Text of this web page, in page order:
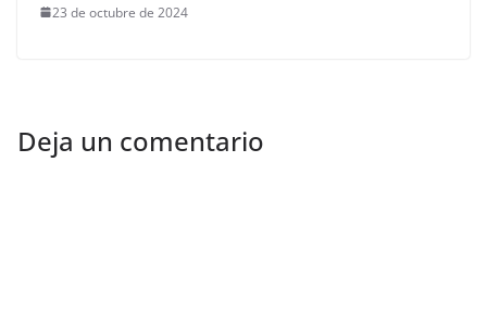
23 de octubre de 2024
Deja un comentario